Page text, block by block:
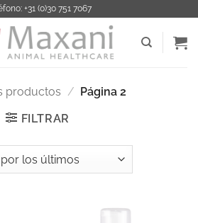
+31 (0)30 751 7067
productos / Página 2
FILTRAR